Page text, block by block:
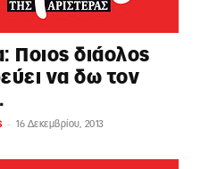
Ποιος διάολος
να δω τον
- 16 Δεκεμβρίου, 2013